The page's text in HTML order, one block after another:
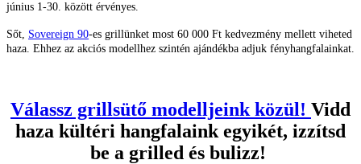
június 1-30. között érvényes.
Sőt, Sovereign 90-es grillünket most 60 000 Ft kedvezmény mellett viheted
haza. Ehhez az akciós modellhez szintén ajándékba adjuk fényhangfalainkat.
Válassz grillsütő modelljeink közül! Vidd
haza kültéri hangfalaink egyikét, izzítsd
be a grilled és bulizz!